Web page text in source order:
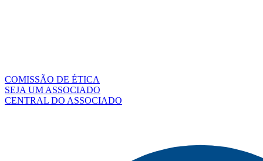
COMISSÃO DE ÉTICA
SEJA UM ASSOCIADO
CENTRAL DO ASSOCIADO